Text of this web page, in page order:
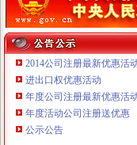
2014公司注册最新优惠活
进出口权优惠活动
年度公司注册最新优惠活
年度活动公司注册送优惠
公示公告
重庆傲志众达投资咨询有
重庆卿倾商贸有限责任公